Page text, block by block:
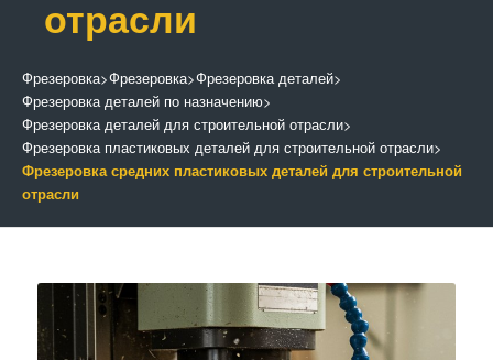
отрасли
Фрезеровка>Фрезеровка>Фрезеровка деталей>
Фрезеровка деталей по назначению>
Фрезеровка деталей для строительной отрасли>
Фрезеровка пластиковых деталей для строительной отрасли>
Фрезеровка средних пластиковых деталей для строительной
отрасли